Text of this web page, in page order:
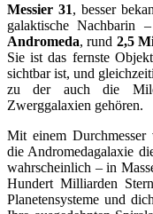
Messier 31, besser
galaktische Nachbarin
Andromeda, rund 2,5
Sie ist das fernste
sichtbar ist, und
zu der auch die
Zwerggalaxien gehören.
Mit einem Durchmesser
die Andromedagalaxie
wahrscheinlich – in
Hundert Milliarden
Planetensysteme und